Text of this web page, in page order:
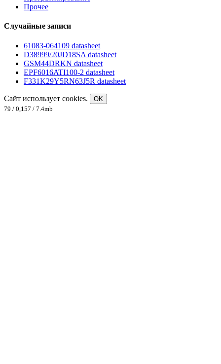
Прочее
Случайные записи
61083-064109 datasheet
D38999/20JD18SA datasheet
GSM44DRKN datasheet
EPF6016ATI100-2 datasheet
F331K29Y5RN63J5R datasheet
Сайт использует cookies.
OK
79 / 0,157 / 7.4mb